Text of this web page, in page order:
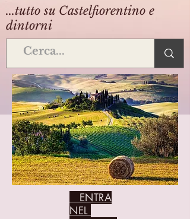
...tutto su Castelfiorentino e
dintorni
ENTRA
NEL